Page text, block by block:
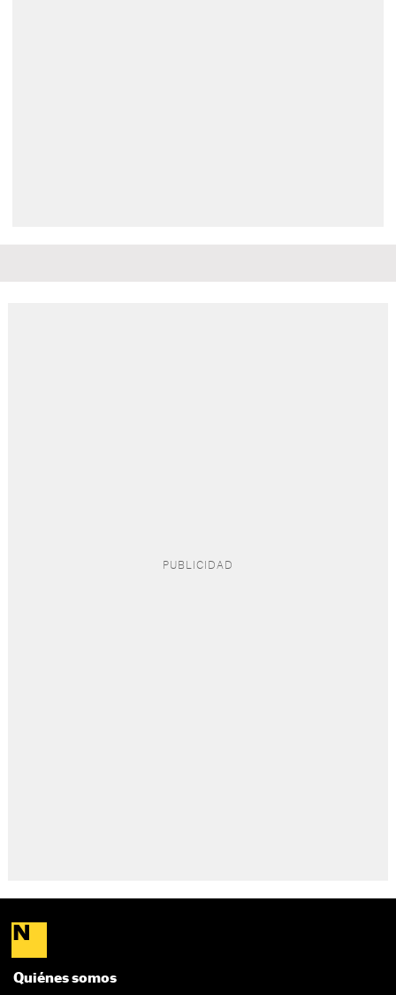
Quiénes somos